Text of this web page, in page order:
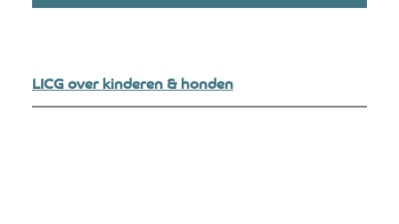
LICG over kinderen & honden